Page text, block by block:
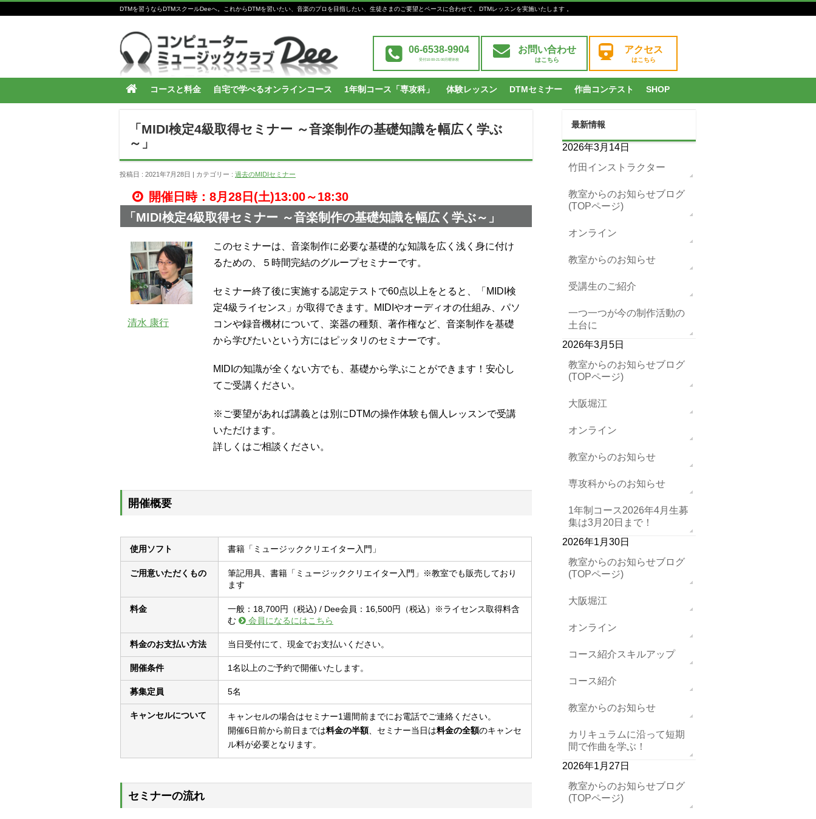
DTMを習うならDTMスクールDeeへ。これからDTMを習いたい、音楽のプロを目指したい、生徒さまのご要望とペースに合わせて、DTMレッスンを実施いたします 。
06-6538-9904
受付10:00-21:00月曜休校
お問い合わせ
はこちら
アクセス
はこちら
コースと料金 自宅で学べるオンラインコース 1年制コース「専攻科」 体験レッスン DTMセミナー 作曲コンテスト SHOP
「MIDI検定4級取得セミナー ～音楽制作の基礎知識を幅広く学ぶ
～」
投稿日 : 2021年7月28日 カテゴリー : 過去のMIDIセミナー
開催日時：8月28日(土)13:00～18:30
「MIDI検定4級取得セミナー ～音楽制作の基礎知識を幅広く学ぶ～」
清水 康行
このセミナーは、音楽制作に必要な基礎的な知識を広く浅く身に付け
るための、５時間完結のグループセミナーです。
セミナー終了後に実施する認定テストで60点以上をとると、「MIDI検
定4級ライセンス」が取得できます。MIDIやオーディオの仕組み、パソ
コンや録音機材について、楽器の種類、著作権など、音楽制作を基礎
から学びたいという方にはピッタリのセミナーです。
MIDIの知識が全くない方でも、基礎から学ぶことができます！安心し
てご受講ください。
※ご要望があれば講義とは別にDTMの操作体験も個人レッスンで受講
いただけます。
詳しくはご相談ください。
開催概要
使用ソフト 書籍「ミュージッククリエイター入門」
ご用意いただくもの
筆記用具、書籍「ミュージッククリエイター入門」※教室でも販売しており
ます
料金
一般：18,700円（税込) / Dee会員：16,500円（税込）※ライセンス取得料含
む
会員になるにはこちら
料金のお支払い方法 当日受付にて、現金でお支払いください。
開催条件 1名以上のご予約で開催いたします。
募集定員 5名
キャンセルについて
キャンセルの場合はセミナー1週間前までにお電話でご連絡ください。
開催6日前から前日までは料金の半額、セミナー当日は料金の全額のキャンセ
ル料が必要となります。
セミナーの流れ
最新情報
2026年3月14日
竹田インストラクター
教室からのお知らせブログ
(TOPページ)
オンライン
教室からのお知らせ
受講生のご紹介
一つ一つが今の制作活動の
土台に
2026年3月5日
教室からのお知らせブログ
(TOPページ)
大阪堀江
オンライン
教室からのお知らせ
専攻科からのお知らせ
1年制コース2026年4月生募
集は3月20日まで！
2026年1月30日
教室からのお知らせブログ
(TOPページ)
大阪堀江
オンライン
コース紹介スキルアップ
コース紹介
教室からのお知らせ
カリキュラムに沿って短期
間で作曲を学ぶ！
2026年1月27日
教室からのお知らせブログ
(TOPページ)